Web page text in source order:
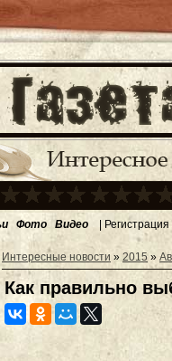
Фото Видео | Регистрация
Интересные новости » 2015 »
Как правильно